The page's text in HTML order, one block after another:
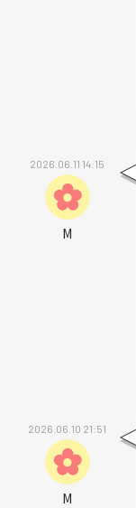
2026.06.11 14:15
M
2026.06.10 21:51
M